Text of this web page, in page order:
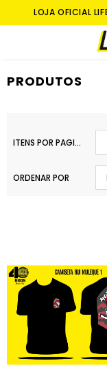
LOJA OFICIAL
PRODUTOS
ITENS POR PAGINA
ORDENAR POR